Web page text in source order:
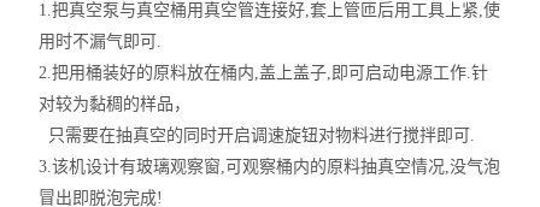
1.把真空泵与真空桶用真空管连接好,套上管匝后用工具上紧,使
用时不漏气即可.
2.把用桶装好的原料放在桶内,盖上盖子,即可启动电源工作.针
对较为黏稠的样品，
只需要在抽真空的同时开启调速旋钮对物料进行搅拌即可.
3.该机设计有玻璃观察窗,可观察桶内的原料抽真空情况,没气泡
冒出即脱泡完成!